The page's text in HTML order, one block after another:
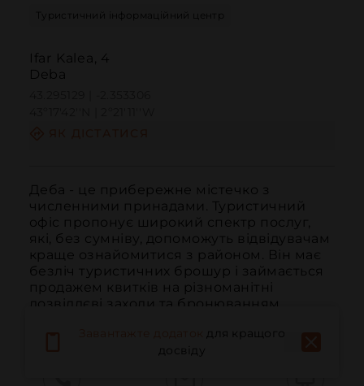
Туристичний інформаційний центр
Ifar Kalea, 4
Deba
Деба - це прибережне містечко з
численними принадами. Туристичний
офіс пропонує широкий спектр послуг,
які, без сумніву, допоможуть відвідувачам
краще ознайомитися з районом. Він має
безліч туристичних брошур і займається
продажем квитків на різноманітні
дозвіллєві заходи та бронюванням
для кращого
досвіду